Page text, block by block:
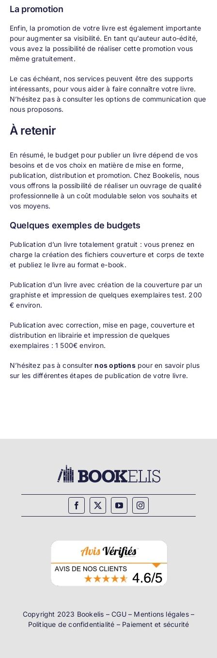
La promotion
Enfin, la promotion de votre livre est également importante
pour augmenter sa visibilité. En tant qu’auteur auto-édité,
vous avez la possibilité de réaliser cette promotion vous
même gratuitement.
Le cas échéant, nos services peuvent être des supports
intéressants, pour vous aider à faire connaître votre livre.
N’hésitez pas à consulter les options de communication que
nous proposons.
À retenir
En résumé, le budget pour publier un livre dépend de vos
besoins et de vos choix en matière de mise en forme,
publication, distribution et promotion. Chez Bookelis, nous
vous offrons la possibilité de réaliser un ouvrage de qualité
professionnelle à un coût modulable selon vos souhaits et
vos moyens.
Quelques exemples de budgets
Publication d’un livre totalement gratuit : vous prenez en
charge la création des fichiers couverture et corps de texte
et publiez le livre au format e-book.
Publication d’un livre avec création de la couverture par un
graphiste et impression de quelques exemplaires test. 200
€ environ.
Publication avec correction, mise en page, couverture et
distribution en librairie et impression de quelques
exemplaires : 1 500€ environ.
N’hésitez pas à consulternos optionspour en savoir plus
sur les différentes étapes de publication de votre livre.
Copyright 2023 Bookelis –CGU– Mentions légales–
Politique de confidentialité – Paiement et sécurité